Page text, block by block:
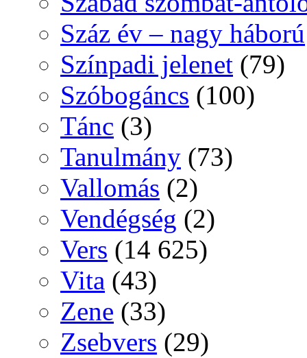
Száz év – nagy háború
Színpadi jelenet (79)
Szóbogáncs (100)
Tánc (3)
Tanulmány (73)
Vallomás (2)
Vendégség (2)
Vers (14 625)
Vita (43)
Zene (33)
Zsebvers (29)